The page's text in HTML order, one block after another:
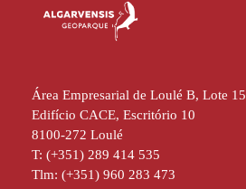
Área Empresarial de Loulé B, Lote 15
Edifício CACE, Escritório 10
8100-272 Loulé
T: (+351) 289 414 535
Tlm: (+351) 960 283 473